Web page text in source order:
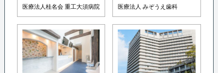
医療法人桂名会 重工大須病院 医療法人 みぞうえ歯科